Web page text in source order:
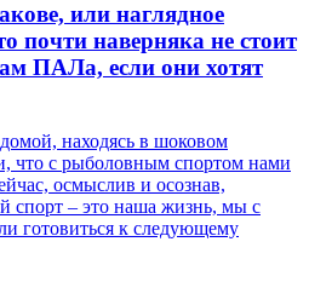
или наглядное
почти наверняка не стоит
ПАЛа, если они хотят
находясь в шоковом
что с рыболовным спортом нами
осмыслив и осознав,
спорт – это наша жизнь, мы с
готовиться к следующему